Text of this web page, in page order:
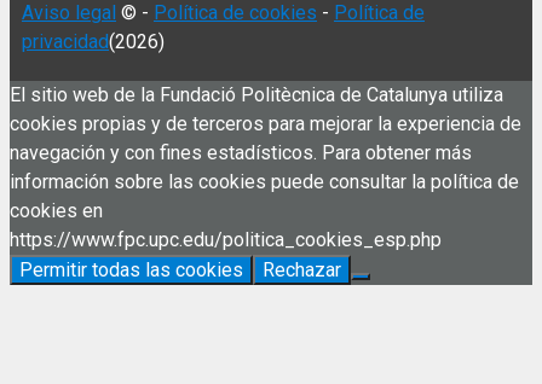
Aviso legal © - Política de cookies - Política de
privacidad(2026)
El sitio web de la Fundació Politècnica de Catalunya utiliza
cookies propias y de terceros para mejorar la experiencia de
navegación y con fines estadísticos. Para obtener más
información sobre las cookies puede consultar la política de
cookies en
https://www.fpc.upc.edu/politica_cookies_esp.php
Permitir todas las cookies
Rechazar